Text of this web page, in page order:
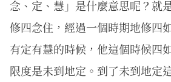
念、定、慧」是什麼意思呢？就
修四念住，經過一個時期地修四
有定有慧的時候，他這個時候四
限度是未到地定。到了未到地定